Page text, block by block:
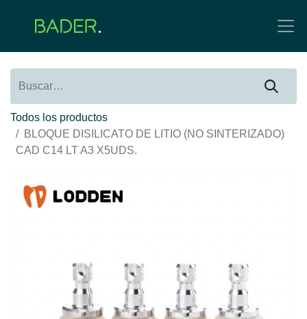
Todos los productos
BLOQUE DISILICATO DE LITIO (NO SINTERIZADO)
CAD C14 LT A3 X5UDS.